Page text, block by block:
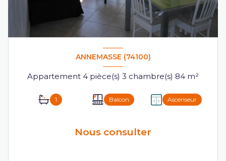
ANNEMASSE (74100)
Appartement 4 pièce(s) 3 chambre(s) 84 m²
1 Balcon Ascenseur
Nous consulter